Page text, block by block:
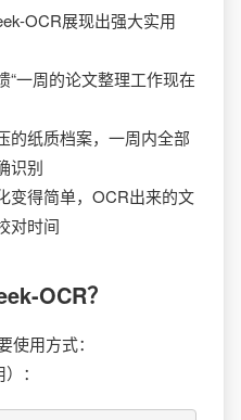
OCR展现出强大实用
“一周的论文整理工作现在
的纸质档案，一周内全部
识别
变得简单，OCR出来的文
对时间
OCR？
使用方式：
：